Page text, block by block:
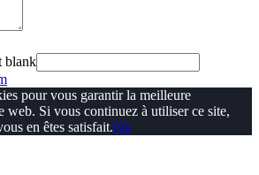
blank
pour vous garantir la meilleure
web. Si vous continuez à utiliser ce site,
en êtes satisfait.Ok